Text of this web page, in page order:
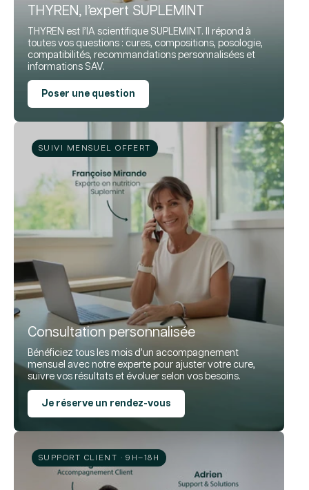
THYREN, l’expert SUPLEMINT
THYREN est l’IA scientifique SUPLEMINT. Il répond à
toutes vos questions : cures, compositions, posologie,
compatibilités, recommandations personnalisées et
informations SAV.
Poser une question
SUIVI MENSUEL OFFERT
Consultation personnalisée
Bénéficiez tous les mois d’un accompagnement
mensuel avec notre experte pour ajuster votre cure,
suivre vos résultats et évoluer selon vos besoins.
Je réserve un rendez-vous
SUPPORT CLIENT · 9H–18H